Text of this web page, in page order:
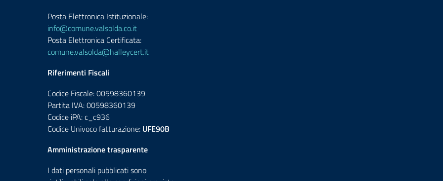
Posta Elettronica Istituzionale:
info@comune.valsolda.co.it
Posta Elettronica Certificata:
comune.valsolda@halleycert.it
Riferimenti Fiscali
Codice Fiscale: 00598360139
Partita IVA: 00598360139
Codice iPA: c_c936
Codice Univoco fatturazione: UFE90B
Amministrazione trasparente
I dati personali pubblicati sono